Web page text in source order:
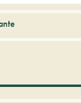
a foglia caduca
persistenti